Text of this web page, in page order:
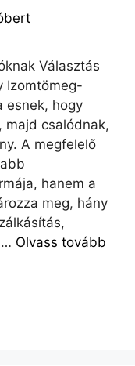
Választás
Izomtömeg-
esnek, hogy
majd csalódnak,
A megfelelő
hanem a
meg, hány
… Olvass tovább